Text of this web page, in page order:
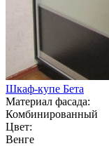
Шкаф-купе Бета
Материал фасада:
Комбинированный
Цвет:
Венге